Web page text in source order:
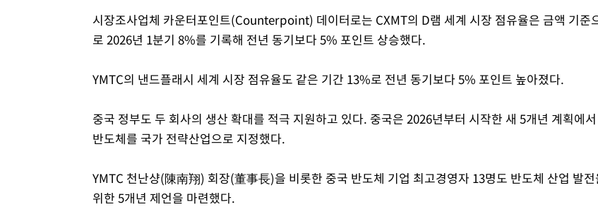
시장조사업체 카운터포인트(Counterpoint) 데이터로는 CXMT의 D램 세계 시장 점유율은 금액 기준
로 2026년 1분기 8%를 기록해 전년 동기보다 5% 포인트 상승했다.
YMTC의 낸드플래시 세계 시장 점유율도 같은 기간 13%로 전년 동기보다 5% 포인트 높아졌다.
중국 정부도 두 회사의 생산 확대를 적극 지원하고 있다. 중국은 2026년부터 시작한 새 5개년 계획에서
반도체를 국가 전략산업으로 지정했다.
YMTC 천난샹(陳南翔) 회장(董事長)을 비롯한 중국 반도체 기업 최고경영자 13명도 반도체 산업 발전
위한 5개년 제언을 마련했다.